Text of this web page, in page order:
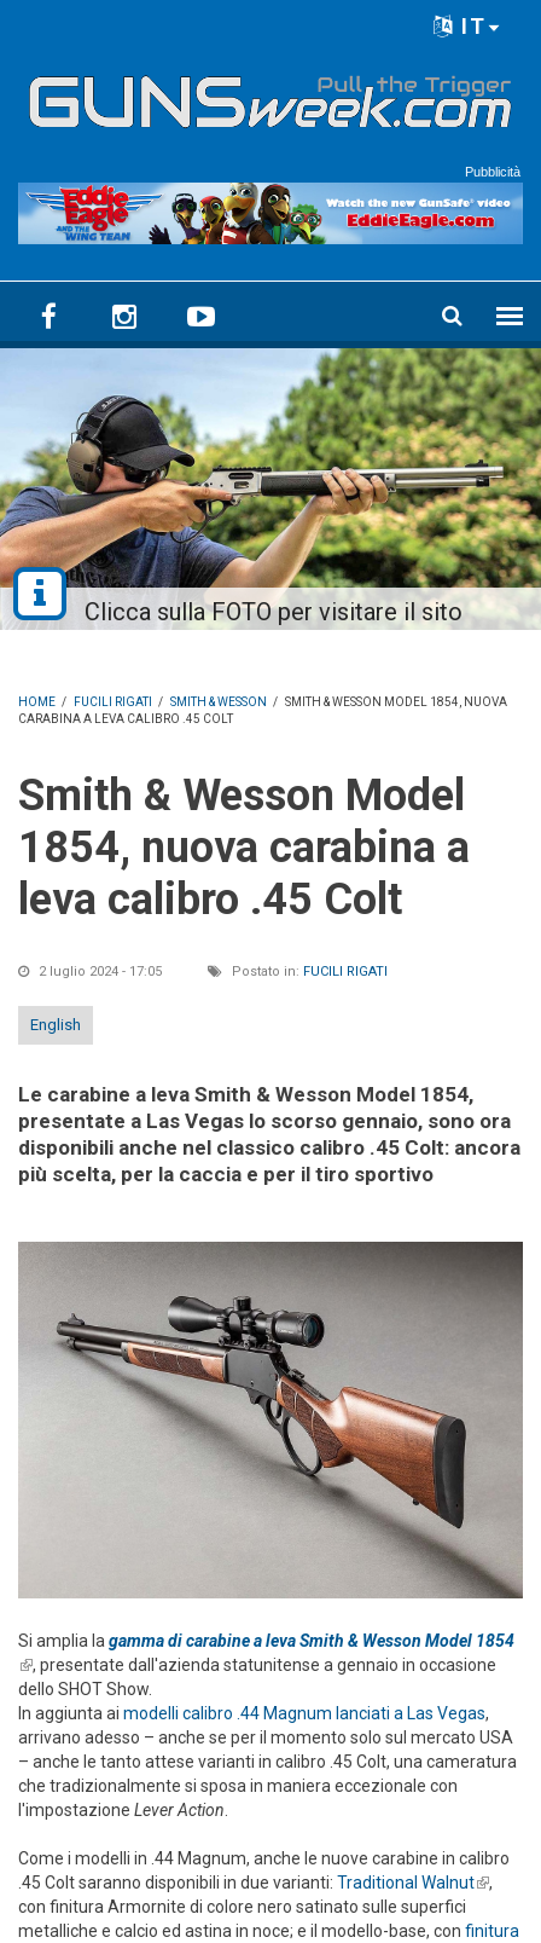
IT
Pubblicità
HOME / FUCILI RIGATI / SMITH & WESSON / SMITH & WESSON MODEL 1854, NUOVA
CARABINA A LEVA CALIBRO .45 COLT
Smith & Wesson Model
1854, nuova carabina a
leva calibro .45 Colt
2 luglio 2024 - 17:05 Postato in: FUCILI RIGATI
English
Le carabine a leva Smith & Wesson Model 1854,
presentate a Las Vegas lo scorso gennaio, sono ora
disponibili anche nel classico calibro .45 Colt: ancora
più scelta, per la caccia e per il tiro sportivo
Si amplia lagamma di carabine a leva Smith & Wesson Model 1854
(link is external)
, presentate dall'azienda statunitense a gennaio in occasione
dello SHOT Show.
In aggiunta ai modelli calibro .44 Magnum lanciati a Las Vegas,
arrivano adesso – anche se per il momento solo sul mercato USA
– anche le tanto attese varianti in calibro .45 Colt, una cameratura
che tradizionalmente si sposa in maniera eccezionale con
l'impostazione Lever Action.
Come i modelli in .44 Magnum, anche le nuove carabine in calibro
.45 Colt saranno disponibili in due varianti: Traditional Walnut(link is
,
con finitura Armornite di colore nero satinato sulle superfici
metalliche e calcio ed astina in noce; e il modello-base, con finitura